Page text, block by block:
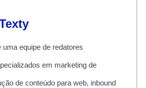
uma equipe de redatores
em marketing de
de conteúdo para web, inbound